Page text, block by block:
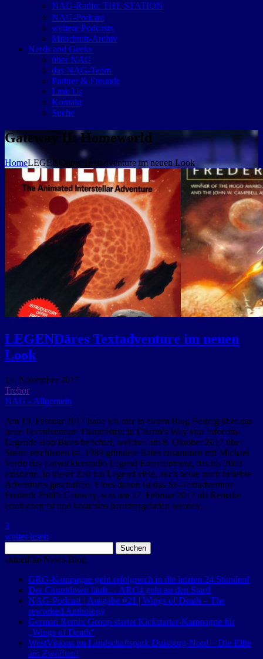
NAG-Radio: THE STATION
NAG-Podcast
weitere Podcasts
Mitschnitt-Archiv
Nerds and Geeks
über NAG
das NAG-Team
Partner & Freunde
Link Us
Kontakt
Suche
Gateway II: Homeworld
HomeLEGENDäres Textadventure im neuen Look
LEGENDäres Textadventure im neuen
Look
14. November 2017
Trebor
NAG - Allgemein
Am 19. Februar 2017 habe ich hier in einem Blog Beitrag über das
neue Textadventure Thaumistry: In Charm’s Way von Infocom-
Legende Bob Bates berichtet, welches am 8. Oktober 2017 über
Steam erschienen ist. 1989 gründete Bates zusammen mit Michael
Verdu das Entwicklerstudio Legend Entertainment, das bis 2003
existierte. In dieser Zeit hat Legend viele, auch heute noch beliebte
Adventures geschaffen. Eines davon ist das SF-Textadventure
Frederik Pohl’s Gateway, was am 27. Februar 2017 als Remake
erschienen ist und kostenlos heruntergeladen werden…
3
weiter lesen
nach:
aktuell im News-Blog
GRG-Kampagne geht erfolgreich in die letzten 24 Stunden!
Der Countdown läuft… ARC4 geht an den Start!
NAG-Podcast | Ausgabe #21 | Wings of Death – The
reworked Anthology
German Remix Group startet Kickstarter-Kampagne für
„Wings of Death“
WestVisions im Landschaftspark Duisburg-Nord – Die Elfte
am Zwölften!